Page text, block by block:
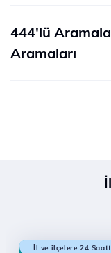
444'lü
Aramaları
İl ve ilçelere 24